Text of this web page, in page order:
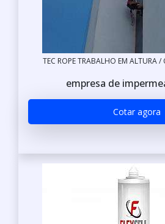
TEC ROPE TRABALHO EM ALTURA /
empresa de
Cotar agora